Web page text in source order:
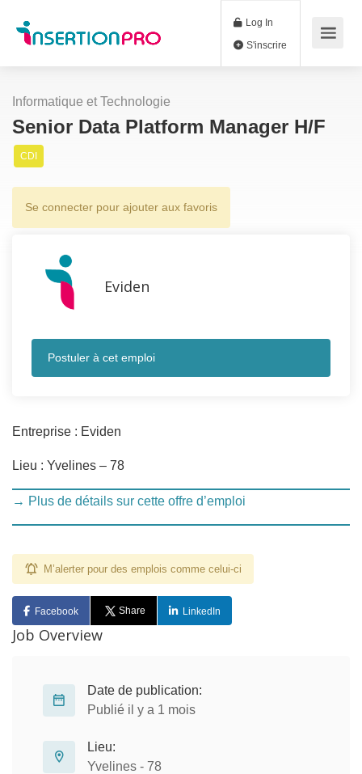
Log In
Informatique et Technologie
Senior Data Platform Manager H/F
CDI
Se connecter pour ajouter aux favoris
Eviden
Postuler à cet emploi
Entreprise : Eviden
Lieu : Yvelines – 78
→ Plus de détails sur cette offre d’emploi
M’alerter pour des emplois comme celui-ci
Facebook Share LinkedIn
Job Overview
Date de publication:
Publié il y a 1 mois
Lieu:
Yvelines - 78